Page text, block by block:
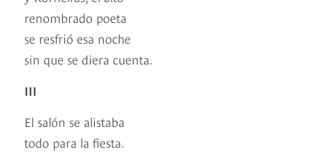
renombrado poeta
se resfrió esa noche
sin que se diera cuenta.
III
El salón se alistaba
todo para la fiesta.